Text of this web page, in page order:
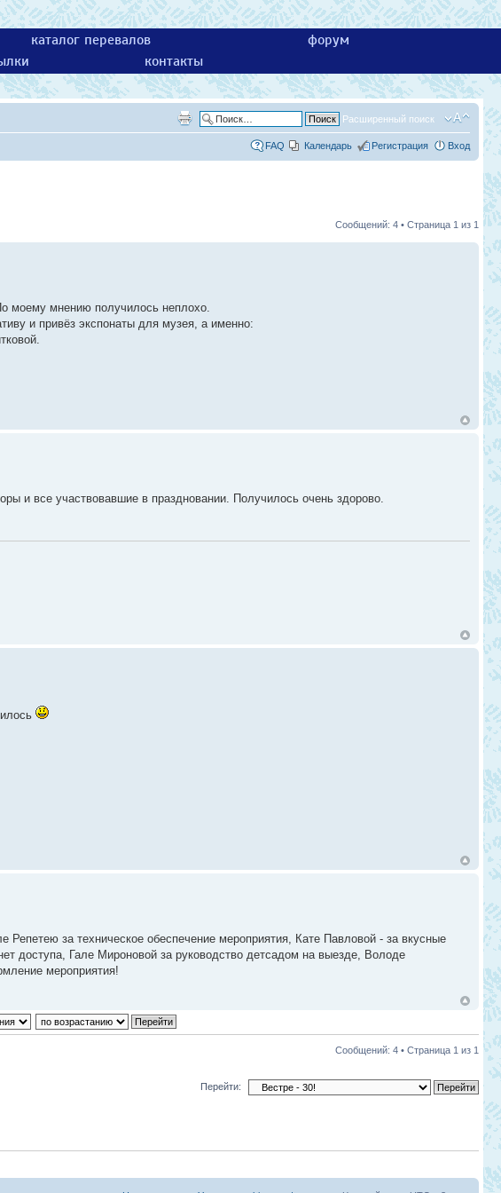
каталог перевалов
форум
контакты
Расширенный поиск
FAQ Календарь Регистрация Вход
Сообщений: 4 • Страница 1 из 1
моему мнению получилось неплохо.
и привёз экспонаты для музея, а именно:
и все участвовавшие в праздновании. Получилось очень здорово.
за техническое обеспечение мероприятия, Кате Павловой - за вкусные
доступа, Гале Мироновой за руководство детсадом на выезде, Володе
мероприятия!
Сообщений: 4 • Страница 1 из 1
Перейти: